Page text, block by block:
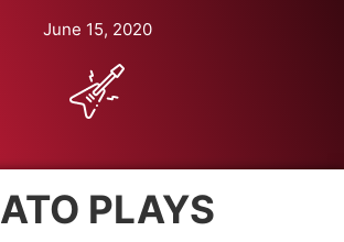
June 15, 2020
PLAYS